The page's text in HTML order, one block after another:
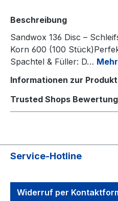
Beschreibung
Sandwox 136 Disc –
Korn 600 (100
Spachtel & Füller: D… Mehr
Informationen zur
Trusted Shops
Service-Hotline
Widerruf per